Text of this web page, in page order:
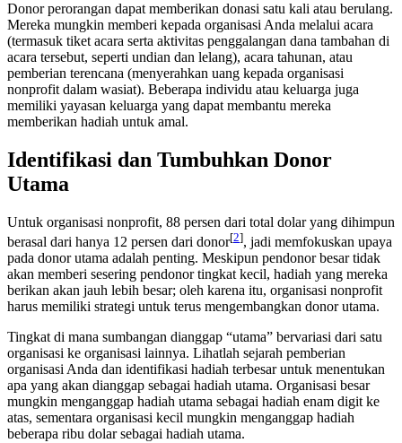
Donor perorangan dapat memberikan donasi satu kali atau berulang.
Mereka mungkin memberi kepada organisasi Anda melalui acara
(termasuk tiket acara serta aktivitas penggalangan dana tambahan di
acara tersebut, seperti undian dan lelang), acara tahunan, atau
pemberian terencana (menyerahkan uang kepada organisasi
nonprofit dalam wasiat). Beberapa individu atau keluarga juga
memiliki yayasan keluarga yang dapat membantu mereka
memberikan hadiah untuk amal.
Identifikasi dan Tumbuhkan Donor
Utama
Untuk organisasi nonprofit, 88 persen dari total dolar yang dihimpun
berasal dari hanya 12 persen dari donor[2], jadi memfokuskan upaya
pada donor utama adalah penting. Meskipun pendonor besar tidak
akan memberi sesering pendonor tingkat kecil, hadiah yang mereka
berikan akan jauh lebih besar; oleh karena itu, organisasi nonprofit
harus memiliki strategi untuk terus mengembangkan donor utama.
Tingkat di mana sumbangan dianggap “utama” bervariasi dari satu
organisasi ke organisasi lainnya. Lihatlah sejarah pemberian
organisasi Anda dan identifikasi hadiah terbesar untuk menentukan
apa yang akan dianggap sebagai hadiah utama. Organisasi besar
mungkin menganggap hadiah utama sebagai hadiah enam digit ke
atas, sementara organisasi kecil mungkin menganggap hadiah
beberapa ribu dolar sebagai hadiah utama.